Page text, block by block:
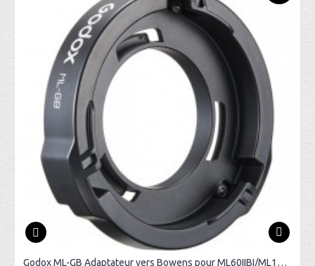
Godox ML-GB Adaptateur vers Bowens pour ML60IIBI/ML100BI/ML100R/ad300pro